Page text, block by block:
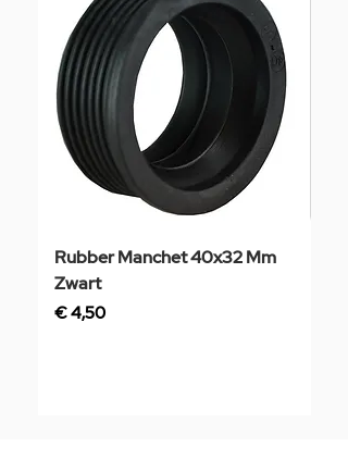
Rubber Manchet 40x32 Mm
Zwart
Prijs
€ 4,50